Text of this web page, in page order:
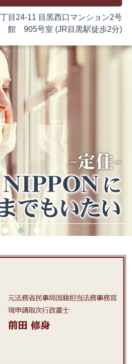
目24-11 目黒西口マンション2号
館 905号室 (JR目黒駅徒歩2分)